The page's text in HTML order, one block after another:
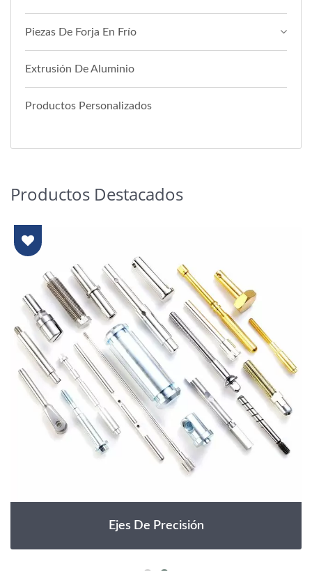
Piezas De Forja En Frío
Extrusión De Aluminio
Productos Personalizados
Productos Destacados
Ejes De Precisión